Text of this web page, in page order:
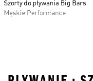
Szorty do pływania Big Bars
Męskie Performance